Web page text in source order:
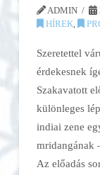
ADMIN
HÍREK,
Szeretettel
érdekesnek
Szakavatott
különleges
indiai zene
mridangának
Az előadás